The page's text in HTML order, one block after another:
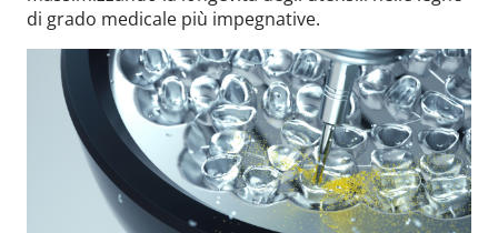
di grado medicale più impegnative.